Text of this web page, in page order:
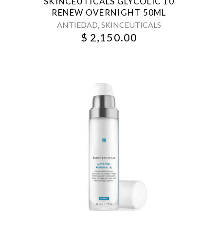
RENEW OVERNIGHT 50ML
ANTIEDAD, SKINCEUTICALS
$ 2,150.00